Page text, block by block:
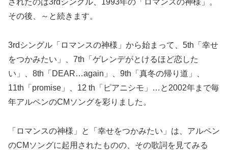
されたのは3rdシングル、1993年の「ロマンスの神様」。
その後、～と続きます。
3rdシングル「ロマンスの神様」から始まって、5th「幸せ
をつかみたい」、7th「ゲレンデがとけるほど恋した
い」、8th「DEAR…again」、9th「真冬の帰り道」、
11th「promise」、12 th「ピアニシモ」…と2002年まで毎
年アルペンのCMソングを彩りました。
「ロマンスの神様」と「幸せをつかみたい」は、アルペン
のCMソングに起用されたものの、その歌詞を見てみる